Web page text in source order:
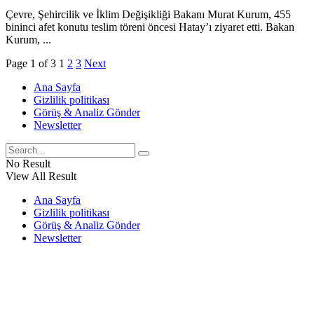
Çevre, Şehircilik ve İklim Değişikliği Bakanı Murat Kurum, 455
bininci afet konutu teslim töreni öncesi Hatay’ı ziyaret etti. Bakan
Kurum, ...
Page 1 of 3 1 2 3 Next
Ana Sayfa
Gizlilik politikası
Görüş & Analiz Gönder
Newsletter
No Result
View All Result
Ana Sayfa
Gizlilik politikası
Görüş & Analiz Gönder
Newsletter